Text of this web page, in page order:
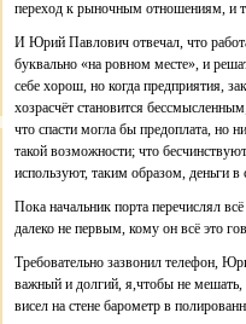
переход к рыночным отношениям, и
И Юрий Павлович отвечал, что
буквально «на ровном месте», и
себе хорош, но когда предприятия,
хозрасчёт становится
что спасти могла бы предоплата, но
такой возможности; что
используют, таким образом, деньги
Пока начальник порта перечислял
далеко не первым, кому он всё это
Требовательно зазвонил телефон,
важный и долгий, я,чтобы не мешать,
висел на стене барометр в